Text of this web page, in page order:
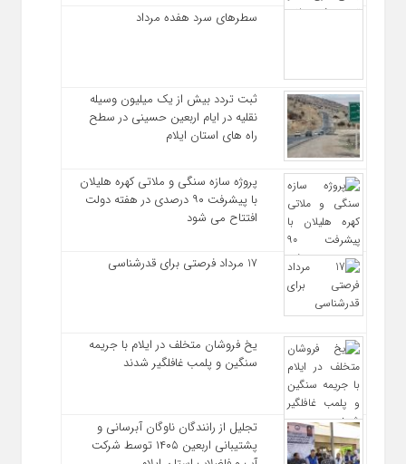
سطرهای سرد هفده مرداد
ثبت تردد بیش از یک میلیون وسیله
نقلیه در ایام اربعین حسینی در سطح
راه‌ های استان ایلام
پروژه سازه سنگی و ملاتی کهره هلیلان
با پیشرفت ۹۰ درصدی در هفته دولت
افتتاح می شود
17 مرداد فرصتی برای قدرشناسی
یخ‌ فروشان متخلف در ایلام با جریمه
سنگین و پلمب غافلگیر شدند
تجلیل از رانندگان ناوگان آبرسانی و
پشتیبانی اربعین ۱۴۰۵ توسط شرکت